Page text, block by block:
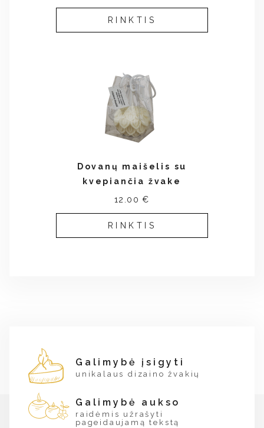
RINKTIS
Dovanų maišelis su
kvepiančia žvake
12.00 €
RINKTIS
Galimybė įsigyti
unikalaus dizaino žvakių
Galimybė aukso
raidėmis užrašyti
pageidaujamą tekstą